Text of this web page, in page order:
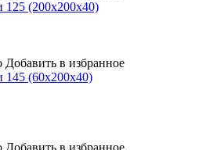
(200х200х40)
Добавить в избранное
(60х200х40)